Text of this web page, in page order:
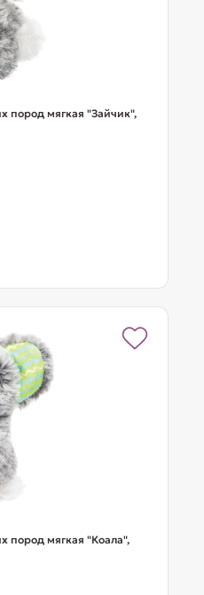
пород мягкая "Зайчик",
пород мягкая "Коала",